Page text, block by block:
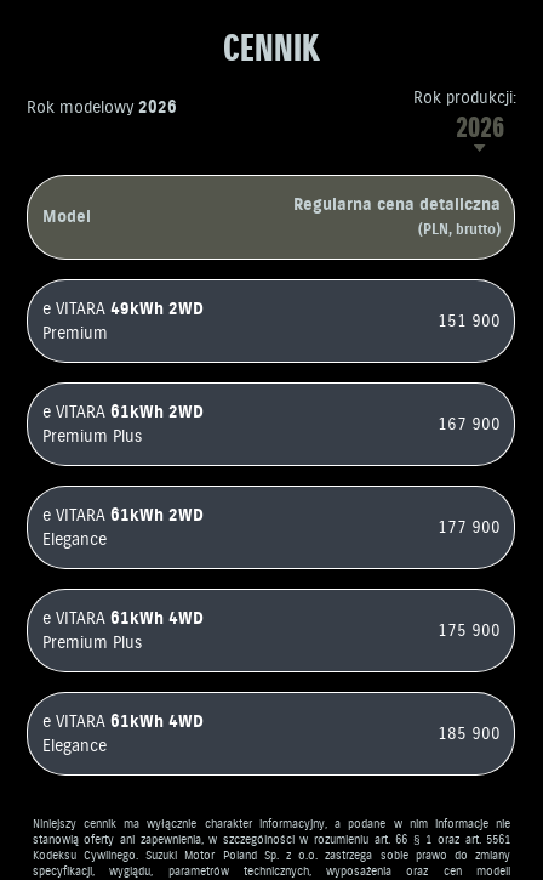
CENNIK
Rok modelowy2026 Rok produkcji:
2026
Model Regularna cena detaliczna
(PLN, brutto)
e VITARA 49kWh 2WD
Premium
151 900
e VITARA 61kWh 2WD
Premium Plus
167 900
e VITARA 61kWh 2WD
Elegance
177 900
e VITARA 61kWh 4WD
Premium Plus
175 900
e VITARA 61kWh 4WD
Elegance
185 900
Niniejszy cennik ma wyłącznie charakter informacyjny, a podane w nim informacje nie
stanowią oferty ani zapewnienia, w szczególności w rozumieniu art. 66 § 1 oraz art. 5561
Kodeksu Cywilnego. Suzuki Motor Poland Sp. z o.o. zastrzega sobie prawo do zmiany
specyfikacji, wyglądu, parametrów technicznych, wyposażenia oraz cen modeli